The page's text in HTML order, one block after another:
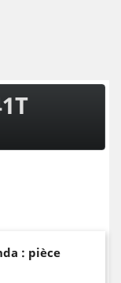
: pièce